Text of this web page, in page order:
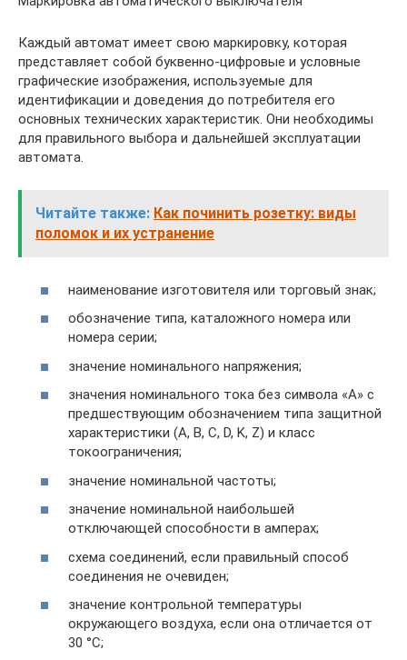
Каждый автомат имеет свою маркировку, которая
представляет собой буквенно-цифровые и условные
графические изображения, используемые для
идентификации и доведения до потребителя его
основных технических характеристик. Они необходимы
для правильного выбора и дальнейшей эксплуатации
автомата.
Читайте также: Как починить розетку: виды
поломок и их устранение
наименование изготовителя или торговый знак;
обозначение типа, каталожного номера или
номера серии;
значение номинального напряжения;
значения номинального тока без символа «А» с
предшествующим обозначением типа защитной
характеристики (А, В, С, D, K, Z) и класс
токоограничения;
значение номинальной частоты;
значение номинальной наибольшей
отключающей способности в амперах;
схема соединений, если правильный способ
соединения не очевиден;
значение контрольной температуры
окружающего воздуха, если она отличается от
30 °С;